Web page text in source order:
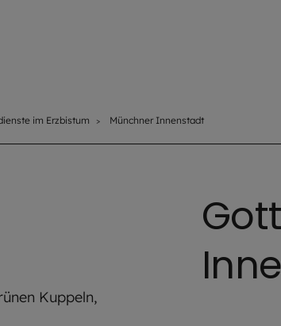
im Erzbistum Münchner Innenstadt